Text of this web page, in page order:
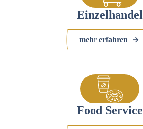
Einzelhandel
mehr erfahren
Food Service